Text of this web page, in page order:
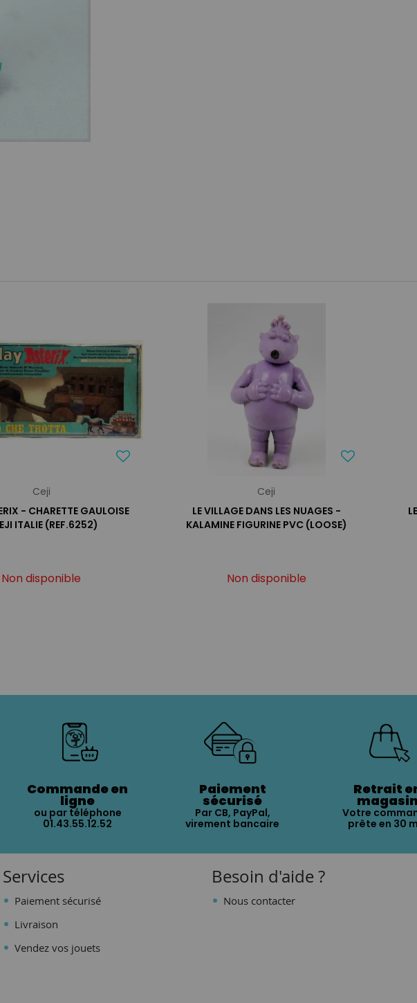
Ceji
- CHARETTE GAULOISE
ITALIE (REF.6252)
Non disponible
Ceji
LE VILLAGE DANS LES NUAGES -
KALAMINE FIGURINE PVC (LOOSE)
Non disponible
Commande en
ligne
ou par téléphone
01.43.55.12.52
Paiement
sécurisé
Par CB, PayPal,
virement bancaire
Retrait
magasin
Votre
prête en 30
Services
Paiement sécurisé
Livraison
Vendez vos jouets
Besoin d'aide ?
Nous contacter